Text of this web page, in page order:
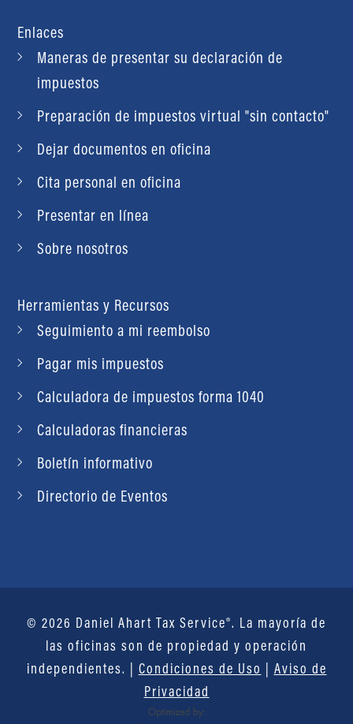
Enlaces
Maneras de presentar su declaración de
impuestos
Preparación de impuestos virtual "sin contacto"
Dejar documentos en oficina
Cita personal en oficina
Presentar en línea
Sobre nosotros
Herramientas y Recursos
Seguimiento a mi reembolso
Pagar mis impuestos
Calculadora de impuestos forma 1040
Calculadoras financieras
Boletín informativo
Directorio de Eventos
© 2026 Daniel Ahart Tax Service®. La mayoría de
las oficinas son de propiedad y operación
independientes. | Condiciones de Uso | Aviso de
Privacidad